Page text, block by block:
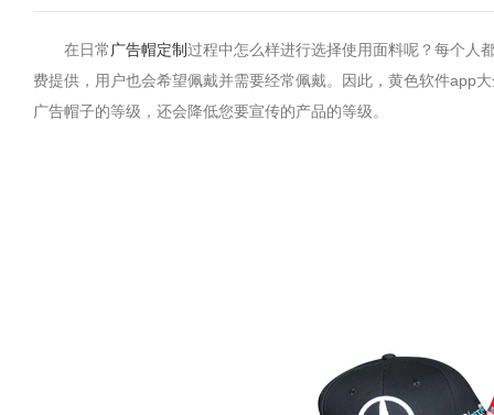
​在日常 广告帽定制过程中怎么样进行选择使用面料呢？每个人都
费提供，用户也会希望佩戴并需要经常佩戴。因此，黄色软件
广告帽子的等级，还会降低您要宣传的产品的等级。